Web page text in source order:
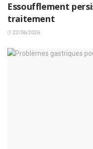
Essoufflement
traitement
22/06/2026